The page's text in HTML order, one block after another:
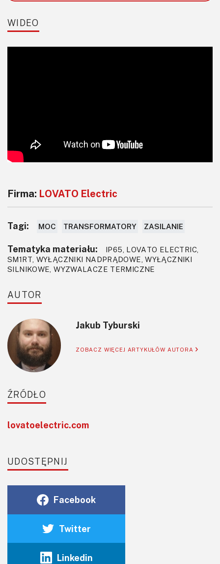
WIDEO
Firma: LOVATO Electric
Tagi: MOC TRANSFORMATORY ZASILANIE
Tematyka materiału:
IP65, LOVATO ELECTRIC,
SM1RT, WYŁĄCZNIKI NADPRĄDOWE, WYŁĄCZNIKI
SILNIKOWE, WYZWALACZE TERMICZNE
AUTOR
Jakub Tyburski
ZOBACZ WIĘCEJ ARTYKUŁÓW AUTORA
ŹRÓDŁO
lovatoelectric.com
UDOSTĘPNIJ
Facebook
Twitter
Linkedin